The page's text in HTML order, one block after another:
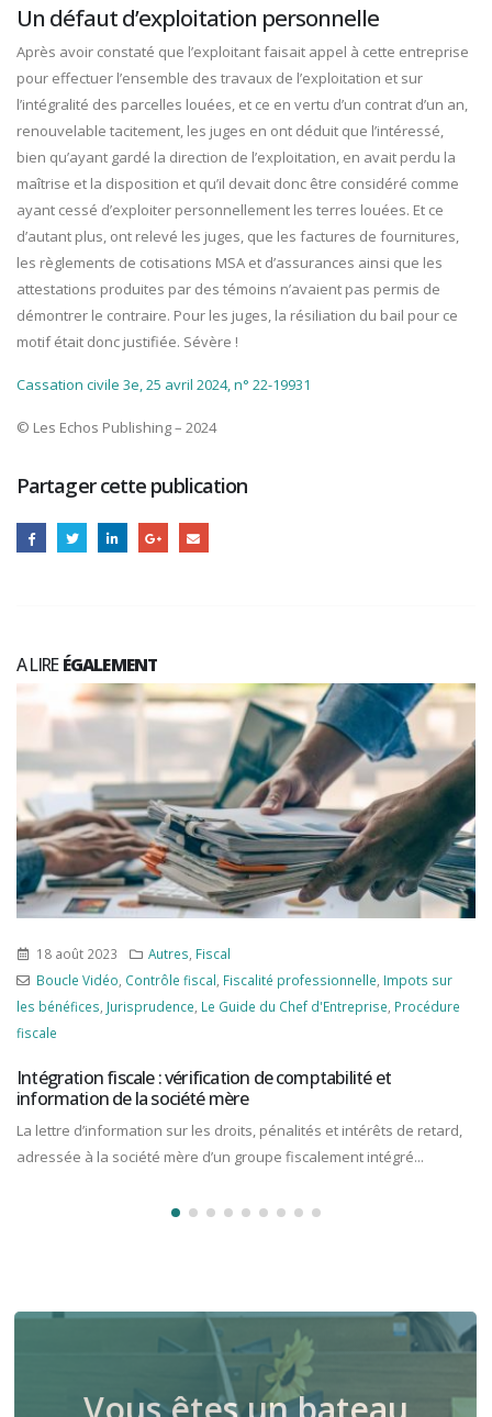
Un défaut d’exploitation personnelle
Après avoir constaté que l’exploitant faisait appel à cette entreprise
pour effectuer l’ensemble des travaux de l’exploitation et sur
l’intégralité des parcelles louées, et ce en vertu d’un contrat d’un an,
renouvelable tacitement, les juges en ont déduit que l’intéressé,
bien qu’ayant gardé la direction de l’exploitation, en avait perdu la
maîtrise et la disposition et qu’il devait donc être considéré comme
ayant cessé d’exploiter personnellement les terres louées. Et ce
d’autant plus, ont relevé les juges, que les factures de fournitures,
les règlements de cotisations MSA et d’assurances ainsi que les
attestations produites par des témoins n’avaient pas permis de
démontrer le contraire. Pour les juges, la résiliation du bail pour ce
motif était donc justifiée. Sévère !
Cassation civile 3e, 25 avril 2024, n° 22-19931
© Les Echos Publishing – 2024
Partager cette publication
A LIREÉGALEMENT
18 août 2023 Autres, Fiscal
Boucle Vidéo, Contrôle fiscal, Fiscalité professionnelle, Impots sur
les bénéfices, Jurisprudence, Le Guide du Chef d'Entreprise, Procédure
fiscale
Intégration fiscale : vérification de comptabilité et
information de la société mère
La lettre d’information sur les droits, pénalités et intérêts de retard,
adressée à la société mère d’un groupe fiscalement intégré...
Vous êtes un bateau